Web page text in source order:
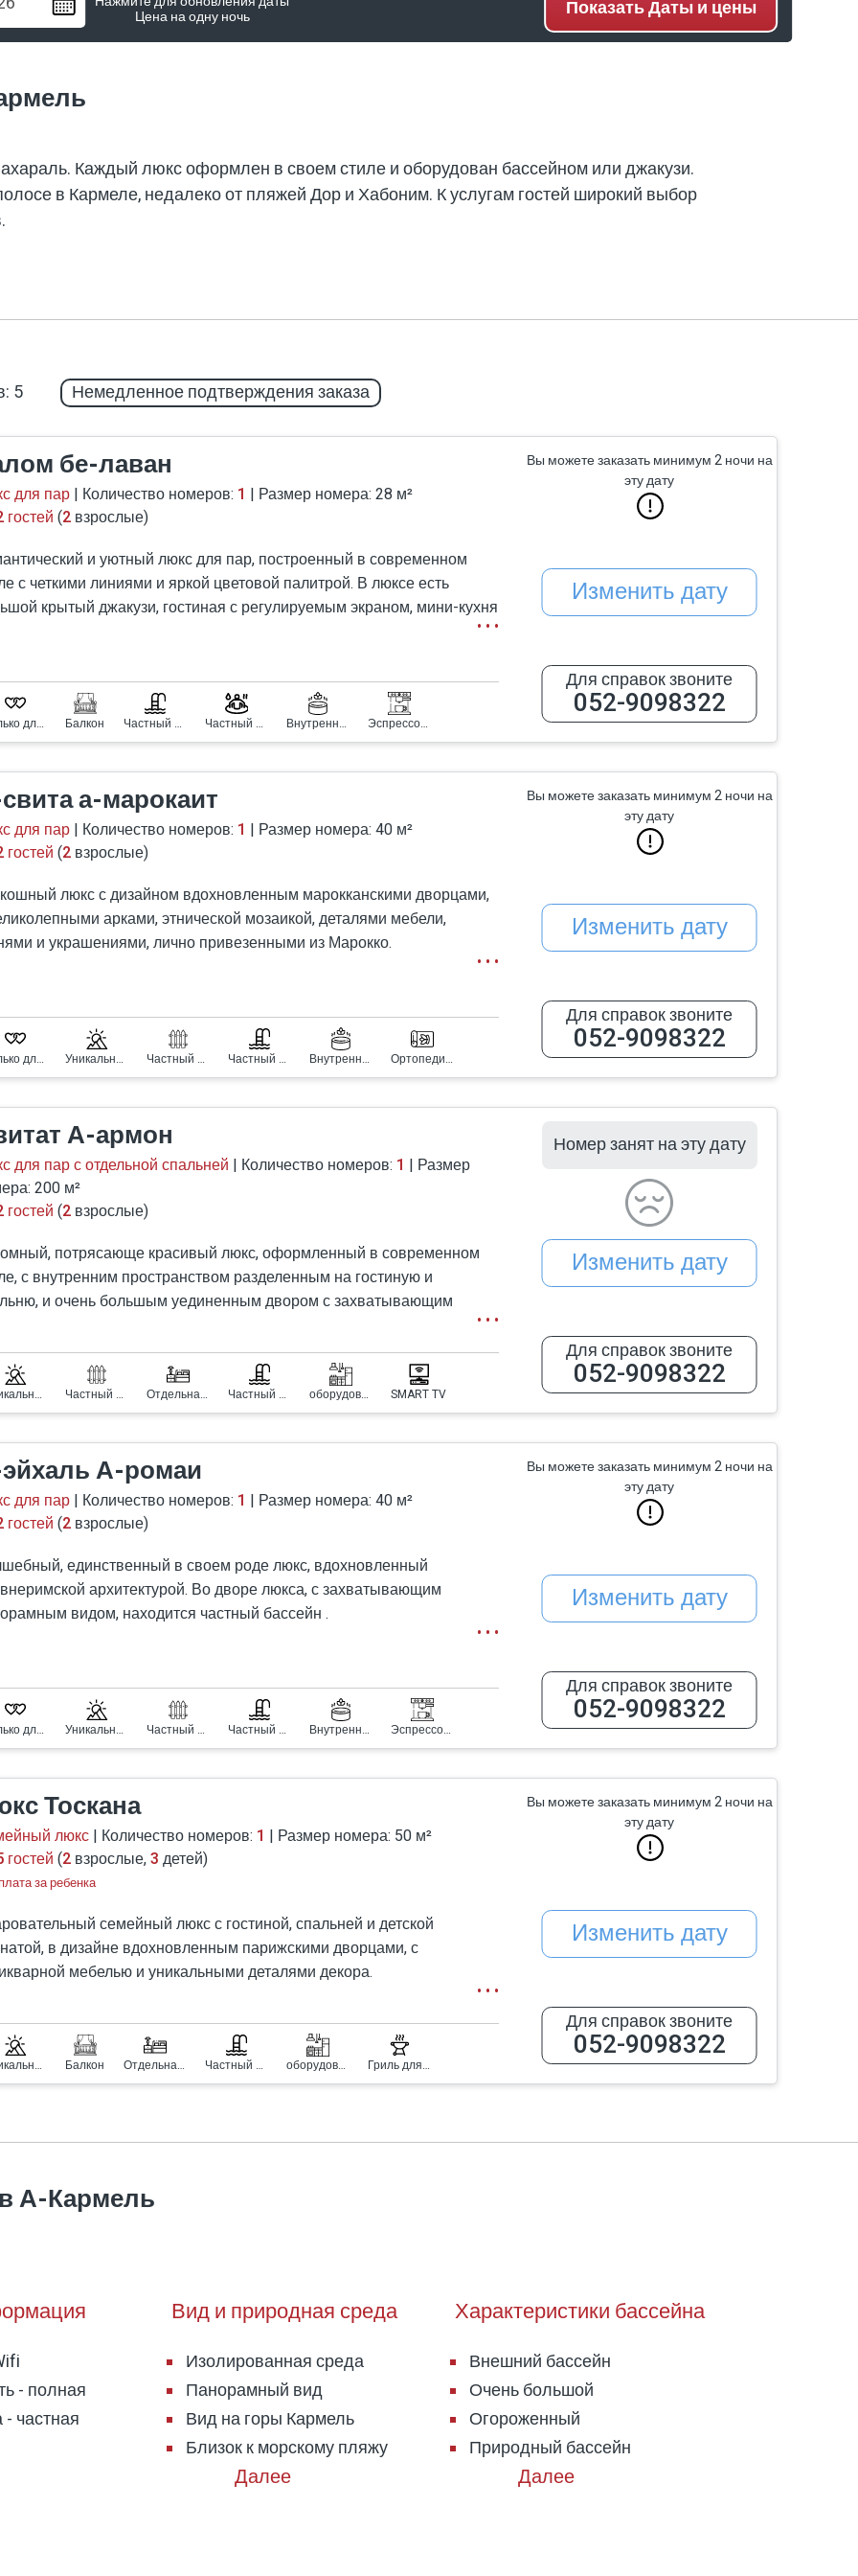
Частный бассейн
Панорамный вид
Цена на одну ночь ПоказатьДаты и цены
Каждый люкс оформлен в своем стиле и оборудован бассейном или джакузи.
в Кармеле, недалеко от пляжей Дор и Хабоним. К услугам гостей широкий выбор
5 Немедленное подтверждения заказа
бе-лаван
для пар | Количество номеров: 1 | Размер номера: 28 м²
гостей (2 взрослые)
и уютный люкс для пар, построенный в современном
с четкими линиями и яркой цветовой палитрой. В люксе есть
крытый джакузи, гостиная с регулируемым экраном, мини-кухня
вид, расположен огромныйе спа-джакузи и роскошные
отдыха.
Вы можете заказать минимум 2 ночи на
эту дату
Для справок звоните
052-9098322
Изменить дату
Только для пар Балкон Частный бассейн Частный СПА джакузи Внутренний джакузи Эспрессо-машина
а-марокаит
для пар | Количество номеров: 1 | Размер номера: 40 м²
гостей (2 взрослые)
люкс с дизайном вдохновленным марокканскими дворцами,
арками, этнической мозаикой, деталями мебели,
и украшениями, лично привезенными из Марокко.
уединенном дворе, откуда открывается захватывающий вид,
а рядом с ним - уютная зона отдыха.
Вы можете заказать минимум 2 ночи на
эту дату
Для справок звоните
052-9098322
Изменить дату
Только для пар Уникальный вид Частный двор Частный крытый бассейн с подогревом Внутренний джакузи Ортопедический матрас
А-армон
для пар с отдельной спальней | Количество номеров: 1 | Размер
200 м²
гостей (2 взрослые)
потрясающе красивый люкс, оформленный в современном
с внутренним пространством разделенным на гостиную и
и очень большым уединенным двором с захватывающим
комплекса установлена ​​система «умный дом» с
управлением.
предлагается бар с алкогольными напитками, полностью
кухня для приготовления пищи, расслабляющая ванна с
дизайном, огромные телеэкраны с системой SMART TV и
сюрпризов.
Номер занят на эту дату
Для справок звоните
052-9098322
Изменить дату
Уникальный вид Частный двор Отдельная спальня Частный бассейн оборудованная кухня SMART TV
А-ромаи
для пар | Количество номеров: 1 | Размер номера: 40 м²
гостей (2 взрослые)
единственный в своем роде люкс, вдохновленный
архитектурой. Во дворе люкса, с захватывающим
видом, находится частный бассейн .
номера - огромный джакузи, роскошная гостиная, спальная зона
экрана, мини-кухня с барной стойкой и просторная
комната с тропическим душем.
Вы можете заказать минимум 2 ночи на
эту дату
Для справок звоните
052-9098322
Изменить дату
Только для пар Уникальный вид Частный двор Частный бассейн Внутренний джакузи Эспрессо-машина
Тоскана
люкс | Количество номеров: 1 | Размер номера: 50 м²
гостей (2 взрослые,3 детей)
за ребенка
семейный люкс с гостиной, спальней и детской
в дизайне вдохновленным парижскими дворцами, с
мебелью и уникальными деталями декора.
приготовления пищи, ванная комната с душем с
два больших телевизионных экрана, две двуспальные и
кровати (в детской).
и уединенном балконе люкса с захватывающим
отдыха и расслабляющее спа-джакузи.
Вы можете заказать минимум 2 ночи на
эту дату
Для справок звоните
052-9098322
Изменить дату
Уникальный вид Балкон Отдельная спальня Частный бассейн оборудованная кухня Гриль для барбекю
А-Кармель
- полная
частная
Вид и природная среда
Изолированная среда
Панорамный вид
Вид на горы Кармель
Близок к морскому пляжу
Характеристики бассейна
Внешний бассейн
Очень большой
Огороженный
Природный бассейн